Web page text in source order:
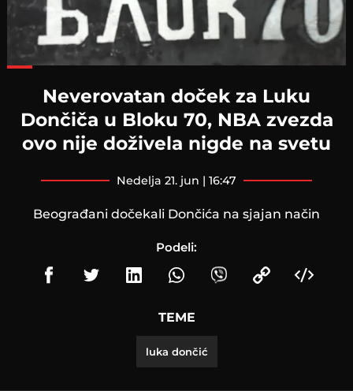
Neverovatan doček za Luku
Dončiča u Bloku 70, NBA zvezda
ovo nije doživela nigde na svetu
nedelja 21. jun | 16:47
Beograđani dočekali Dončića na sjajan način
Podeli:
TEME
luka dončić